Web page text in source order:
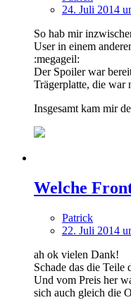
24. Juli 2014
So hab mir
User in einem
:megageil:
Der Spoiler war
Trägerplatte, die war
Insgesamt kam mir
Welche
Patrick
22. Juli 2014
ah ok vielen Dank!
Schade das die
Und vom Preis her
sich auch gleich die